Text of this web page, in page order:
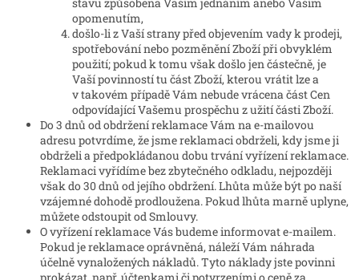
stavu způsobena Vaším jednáním anebo Vaším
opomenutím,
došlo-li z Vaší strany před objevením vady k prodeji,
spotřebování nebo pozměnění Zboží při obvyklém
použití; pokud k tomu však došlo jen částečně, je
Vaší povinností tu část Zboží, kterou vrátit lze a
v takovém případě Vám nebude vrácena část Cen
odpovídající Vašemu prospěchu z užití části Zboží.
Do 3 dnů od obdržení reklamace Vám na e-mailovou
adresu potvrdíme, že jsme reklamaci obdrželi, kdy jsme ji
obdrželi a předpokládanou dobu trvání vyřízení reklamace.
Reklamaci vyřídíme bez zbytečného odkladu, nejpozději
však do 30 dnů od jejího obdržení. Lhůta může být po naší
vzájemné dohodě prodloužena. Pokud lhůta marně uplyne,
můžete odstoupit od Smlouvy.
O vyřízení reklamace Vás budeme informovat e-mailem.
Pokud je reklamace oprávněná, náleží Vám náhrada
účelně vynaložených nákladů. Tyto náklady jste povinni